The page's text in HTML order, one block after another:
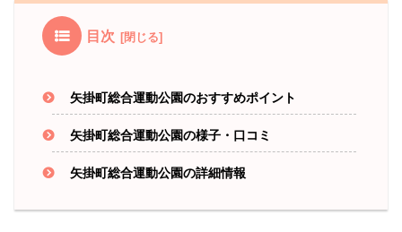
目次
矢掛町総合運動公園のおすすめポイント
矢掛町総合運動公園の様子・口コミ
矢掛町総合運動公園の詳細情報